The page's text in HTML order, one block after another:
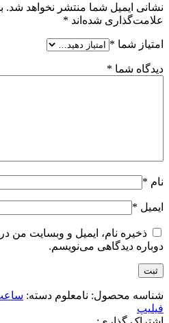
نشانی ایمیل شما منتشر نخواهد شد.
علامت‌گذاری شده‌اند *
امتیاز شما *
دیدگاه شما *
نام *
ایمیل *
ذخیره نام، ایمیل و وبسایت من
دوباره دیدگاهی می‌نویسم.
شناسه محصول: نامعلوم دسته:
فیلیپ